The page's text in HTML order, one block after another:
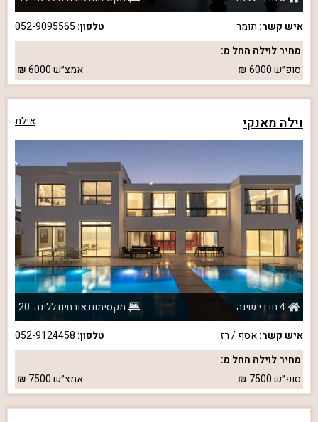
איש קשר: תומר טלפון: 052-9095565
מחיר לוילה החל מ:
סופ״ש6000 אמצ״ש6000
וילה מאנקי אילת
4 חדרי שינה
מקסימום אורחים ללינה: 20
איש קשר:אסף / רז טלפון: 052-9124458
מחיר לוילה החל מ:
סופ״ש7500 אמצ״ש7500